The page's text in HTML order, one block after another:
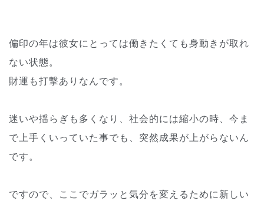
偏印の年は彼女にとっては働きたくても身動きが取れ
ない状態。
財運も打撃ありなんです。
迷いや揺らぎも多くなり、社会的には縮小の時、今ま
で上手くいっていた事でも、突然成果が上がらないん
です。
ですので、ここでガラッと気分を変えるために新しい